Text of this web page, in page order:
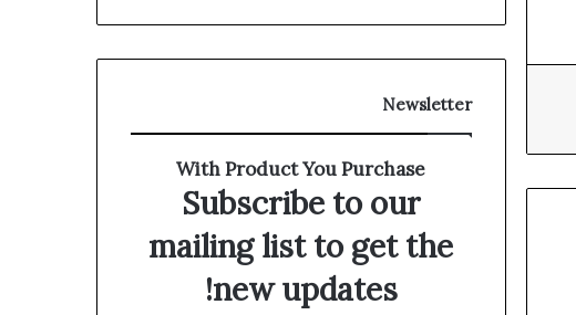
Newsletter
With Product You Purchase
Subscribe to our
mailing list to get the
new updates!